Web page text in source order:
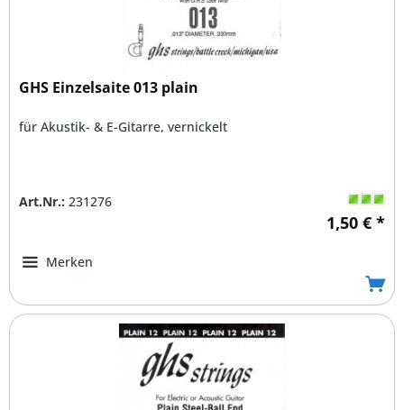
GHS Einzelsaite 013 plain
für Akustik- & E-Gitarre, vernickelt
Art.Nr.: 231276
1,50 € *
Merken